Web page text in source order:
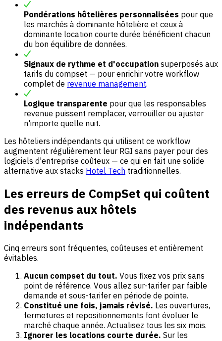
Pondérations hôtelières personnalisées pour que
les marchés à dominante hôtelière et ceux à
dominante location courte durée bénéficient chacun
du bon équilibre de données.
Signaux de rythme et d'occupation superposés aux
tarifs du compset — pour enrichir votre workflow
complet de revenue management.
Logique transparente pour que les responsables
revenue puissent remplacer, verrouiller ou ajuster
n'importe quelle nuit.
Les hôteliers indépendants qui utilisent ce workflow
augmentent régulièrement leur RGI sans payer pour des
logiciels d'entreprise coûteux — ce qui en fait une solide
alternative aux stacks Hotel Tech traditionnelles.
Les erreurs de CompSet qui coûtent
des revenus aux hôtels
indépendants
Cinq erreurs sont fréquentes, coûteuses et entièrement
évitables.
Aucun compset du tout. Vous fixez vos prix sans
point de référence. Vous allez sur-tarifer par faible
demande et sous-tarifer en période de pointe.
Constitué une fois, jamais révisé. Les ouvertures,
fermetures et repositionnements font évoluer le
marché chaque année. Actualisez tous les six mois.
Ignorer les locations courte durée. Sur les